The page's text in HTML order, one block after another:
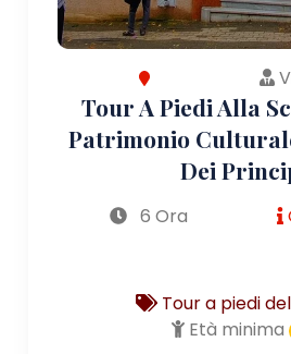
Tour A Piedi Alla
Patrimonio
Dei
6 Ora
Tour a piedi
Età minima